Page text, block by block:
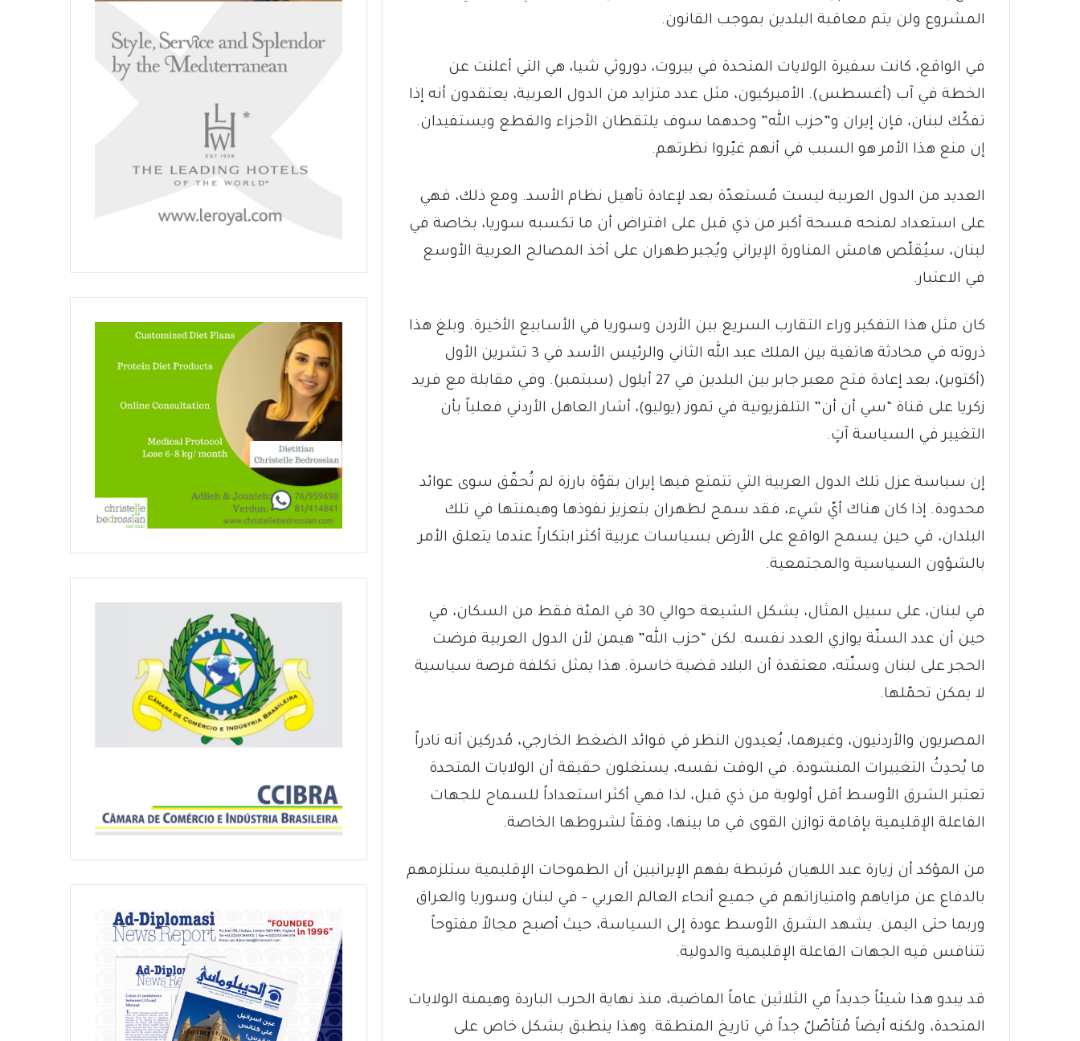
المشروع ولن يتم معاقبة البلدين بموجب القانون.
في الواقع، كانت سفيرة الولايات المتحدة في بيروت، دوروثي شيا، هي التي أعلنت عن
الخطة في آب (أغسطس). الأميركيون، مثل عدد متزايد من الدول العربية، يعتقدون أنه إذا
تفكّك لبنان، فإن إيران و”حزب الله” وحدهما سوف يلتقطان الأجزاء والقطع ويستفيدان.
إن منع هذا الأمر هو السبب في أنهم غيّروا نظرتهم.
العديد من الدول العربية ليست مُستعدّة بعد لإعادة تأهيل نظام الأسد. ومع ذلك، فهي
على استعداد لمنحه فسحة أكبر من ذي قبل على افتراض أن ما تكسبه سوريا، بخاصة في
لبنان، سيُقلّص هامش المناورة الإيراني ويُجبر طهران على أخذ المصالح العربية الأوسع
في الاعتبار.
كان مثل هذا التفكير وراء التقارب السريع بين الأردن وسوريا في الأسابيع الأخيرة. وبلغ هذا
ذروته في محادثة هاتفية بين الملك عبد الله الثاني والرئيس الأسد في 3 تشرين الأول
(أكتوبر)، بعد إعادة فتح معبر جابر بين البلدين في 27 أيلول (سبتمبر). وفي مقابلة مع فريد
زكريا على قناة “سي أن أن” التلفزيونية في تموز (يوليو)، أشار العاهل الأردني فعلياً بأن
التغيير في السياسة آتٍ.
إن سياسة عزل تلك الدول العربية التي تتمتع فيها إيران بقوّة بارزة لم تُحقّق سوى عوائد
محدودة. إذا كان هناك أيّ شيء، فقد سمح لطهران بتعزيز نفوذها وهيمنتها في تلك
البلدان، في حين يسمح الواقع على الأرض بسياسات عربية أكثر ابتكاراً عندما يتعلق الأمر
بالشؤون السياسية والمجتمعية.
في لبنان، على سبيل المثال، يشكل الشيعة حوالي 30 في المئة فقط من السكان، في
حين أن عدد السنّة يوازي العدد نفسه. لكن “حزب الله” هيمن لأن الدول العربية فرضت
الحجر على لبنان وسنّته، معتقدة أن البلاد قضية خاسرة. هذا يمثل تكلفة فرصة سياسية
لا يمكن تحمّلها.
المصريون والأردنيون، وغيرهما، يُعيدون النظر في فوائد الضغط الخارجي، مُدركين أنه نادراً
ما يُحدِثُ التغييرات المنشودة. في الوقت نفسه، يستغلون حقيقة أن الولايات المتحدة
تعتبر الشرق الأوسط أقل أولوية من ذي قبل، لذا فهي أكثر استعداداً للسماح للجهات
الفاعلة الإقليمية بإقامة توازن القوى في ما بينها، وفقاً لشروطها الخاصة.
من المؤكد أن زيارة عبد اللهيان مُرتبطة بفهم الإيرانيين أن الطموحات الإقليمية ستلزمهم
بالدفاع عن مزاياهم وامتيازاتهم في جميع أنحاء العالم العربي – في لبنان وسوريا والعراق
وربما حتى اليمن. يشهد الشرق الأوسط عودة إلى السياسة، حيث أصبح مجالاً مفتوحاً
تتنافس فيه الجهات الفاعلة الإقليمية والدولية.
قد يبدو هذا شيئاً جديداً في الثلاثين عاماً الماضية، منذ نهاية الحرب الباردة وهيمنة الولايات
المتحدة، ولكنه أيضاً مُتأصّلٌ جداً في تاريخ المنطقة. وهذا ينطبق بشكل خاص على